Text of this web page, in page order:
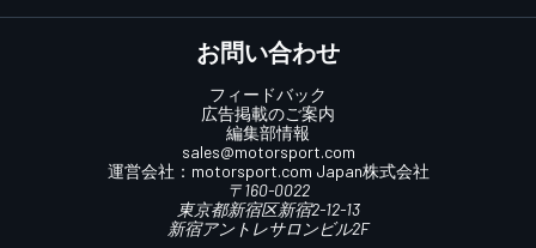
お問い合わせ
フィードバック
広告掲載のご案内
編集部情報
sales@motorsport.com
運営会社： motorsport.com Japan株式会社
〒160-0022
東京都新宿区新宿2-12-13
新宿アントレサロンビル2F